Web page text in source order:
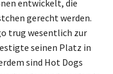
entwickelt, die
gerecht werden.
trug wesentlich zur
seinen Platz in
sind Hot Dogs